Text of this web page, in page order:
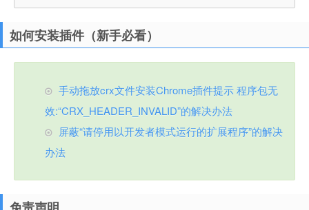
如何安装插件（新手必看）
手动拖放crx文件安装Chrome插件提示 程序包无
效:“CRX_HEADER_INVALID”的解决办法
屏蔽“请停用以开发者模式运行的扩展程序”的解决
办法